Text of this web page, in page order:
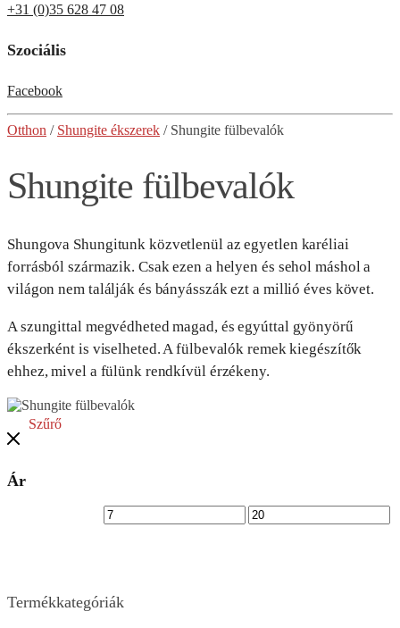
+31 (0)35 628 47 08
Szociális
Facebook
Otthon / Shungite ékszerek / Shungite fülbevalók
Shungite fülbevalók
Shungova Shungitunk közvetlenül az egyetlen karéliai
forrásból származik. Csak ezen a helyen és sehol máshol a
világon nem találják és bányásszák ezt a millió éves követ.
A szungittal megvédheted magad, és egyúttal gyönyörű
ékszerként is viselheted. A fülbevalók remek kiegészítők
ehhez, mivel a fülünk rendkívül érzékeny.
Szűrő
Ár
Termékkategóriák